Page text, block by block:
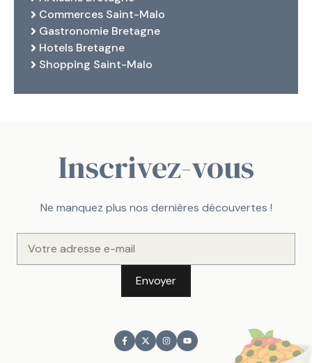
Commerces Saint-Malo
Gastronomie Bretagne
Hotels Bretagne
Shopping Saint-Malo
Inscrivez-vous
Ne manquez plus nos dernières découvertes !